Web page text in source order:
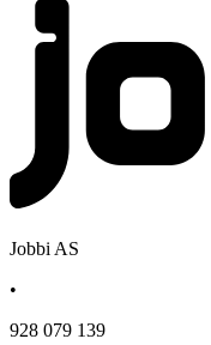
Jobbi AS
•
928 079 139